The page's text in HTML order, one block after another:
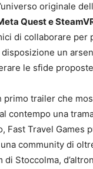
originale
Quest e
di collaborare
un
le sfide
primo trailer che
contempo una
Fast Travel Games
community di
Stoccolma,